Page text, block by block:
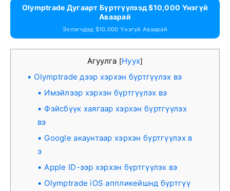
Olymptrade Дугаарт Бүртгүүлээд $10,000 Үнэгүй
Аваарай
Эхлэгчдэд $10,000 Үнэгүй Аваарай
Агуулга [Нуух]
Olymptrade дээр хэрхэн бүртгүүлэх вэ
Имэйлээр хэрхэн бүртгүүлэх вэ
Фэйсбүүк хаягаар хэрхэн бүртгүүлэх
вэ
Google акаунтаар хэрхэн бүртгүүлэх в
э
Apple ID-ээр хэрхэн бүртгүүлэх вэ
Olymptrade iOS аппликейшнд бүртгүү